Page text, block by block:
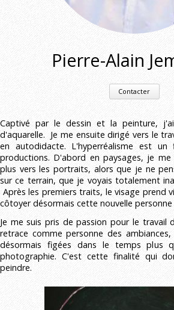
Pierre-Alain
Contacter
Captivé par le dessin et la peinture,
d'aquarelle. Je me ensuite dirigé vers le
en autodidacte. L'hyperréalisme est
productions. D'abord en paysages, je
plus vers les portraits, alors que je ne
sur ce terrain, que je voyais totalement
Après les premiers traits, le visage prend
côtoyer désormais cette nouvelle personne
Je me suis pris de passion pour le travail
retrace comme personne des
désormais figées dans le temps plus
photographie. C'est cette finalité qui
peindre.